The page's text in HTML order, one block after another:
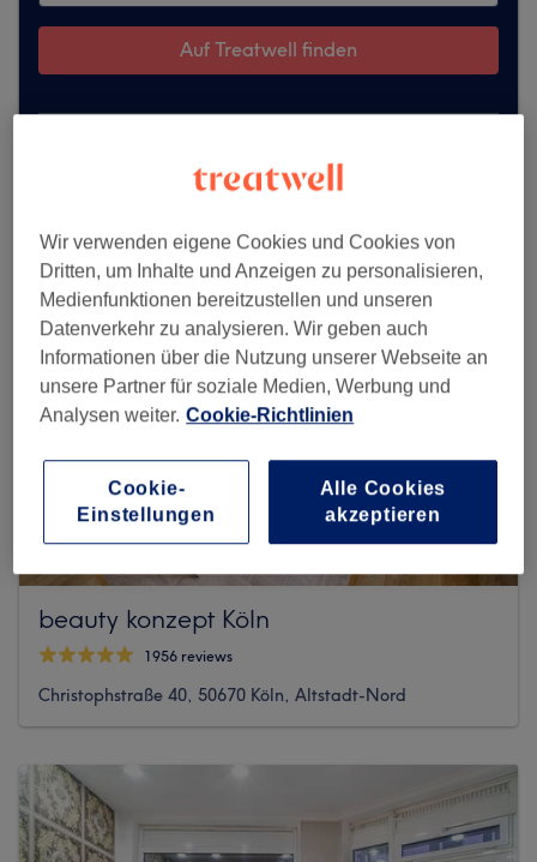
Auf Treatwell finden
Mehr Salons anzeigen
beauty konzept Köln
1956 reviews
Christophstraße 40, 50670 Köln, Altstadt-Nord
Wir verwenden eigene Cookies und Cookies von
Dritten, um Inhalte und Anzeigen zu personalisieren,
Medienfunktionen bereitzustellen und unseren
Datenverkehr zu analysieren. Wir geben auch
Informationen über die Nutzung unserer Webseite an
unsere Partner für soziale Medien, Werbung und
Analysen weiter. Cookie-Richtlinien
Cookie-
Einstellungen
Alle Cookies
akzeptieren